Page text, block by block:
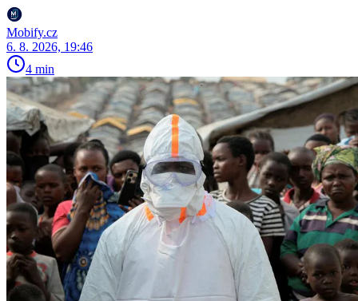
Mobify.cz
6. 8. 2026, 19:46
4 min